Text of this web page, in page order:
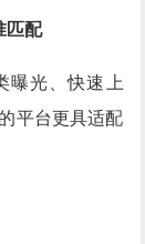
匹配
曝光、快速上
平台更具适配